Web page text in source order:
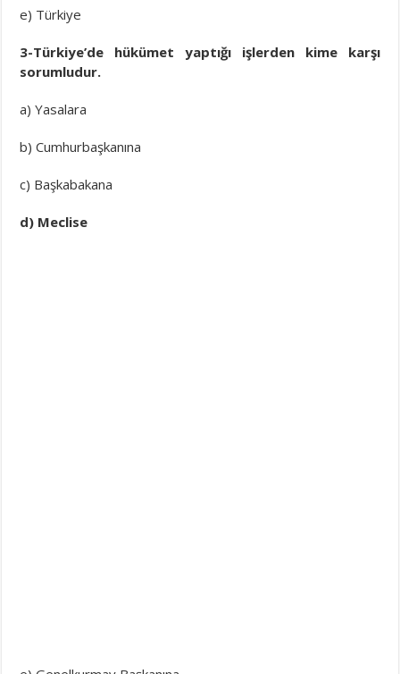
e) Türkiye
3-Türkiye’de hükümet yaptığı işlerden kime karşı
sorumludur.
a) Yasalara
b) Cumhurbaşkanına
c) Başkabakana
d) Meclise